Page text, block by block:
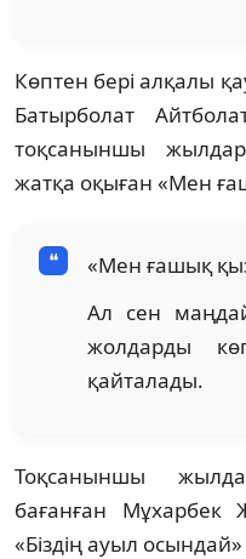
Көптен бері алқалы
Батырболат
тоқсаныншы
жатқа оқыған «Мен
«Мен ғашық
Ал сен
жолдарды
қайталады.
Тоқсаныншы
бағанған
«Біздің ауыл